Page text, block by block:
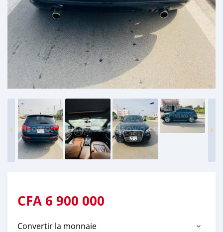
CFA 6 900 000
Convertir la monnaie